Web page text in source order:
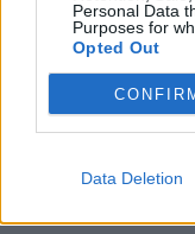
Personal Data
Purposes for
Opted Out
Data Deletion
Paroles + Traduction
Commentaires